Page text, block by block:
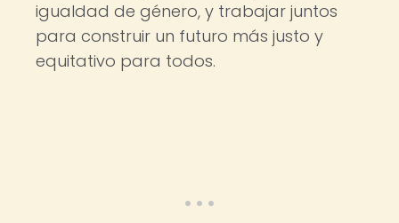
igualdad de género, y trabajar juntos
para construir un futuro más justo y
equitativo para todos.